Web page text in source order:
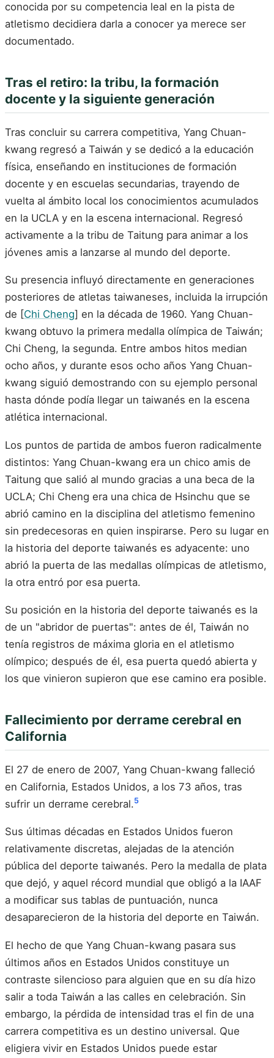
conocida por su competencia leal en la pista de
atletismo decidiera darla a conocer ya merece ser
documentado.
Tras el retiro: la tribu, la formación
docente y la siguiente generación
Tras concluir su carrera competitiva, Yang Chuan-
kwang regresó a Taiwán y se dedicó a la educación
física, enseñando en instituciones de formación
docente y en escuelas secundarias, trayendo de
vuelta al ámbito local los conocimientos acumulados
en la UCLA y en la escena internacional. Regresó
activamente a la tribu de Taitung para animar a los
jóvenes amis a lanzarse al mundo del deporte.
Su presencia influyó directamente en generaciones
posteriores de atletas taiwaneses, incluida la irrupción
de [Chi Cheng] en la década de 1960. Yang Chuan-
kwang obtuvo la primera medalla olímpica de Taiwán;
Chi Cheng, la segunda. Entre ambos hitos median
ocho años, y durante esos ocho años Yang Chuan-
kwang siguió demostrando con su ejemplo personal
hasta dónde podía llegar un taiwanés en la escena
atlética internacional.
Los puntos de partida de ambos fueron radicalmente
distintos: Yang Chuan-kwang era un chico amis de
Taitung que salió al mundo gracias a una beca de la
UCLA; Chi Cheng era una chica de Hsinchu que se
abrió camino en la disciplina del atletismo femenino
sin predecesoras en quien inspirarse. Pero su lugar en
la historia del deporte taiwanés es adyacente: uno
abrió la puerta de las medallas olímpicas de atletismo,
la otra entró por esa puerta.
Su posición en la historia del deporte taiwanés es la
de un "abridor de puertas": antes de él, Taiwán no
tenía registros de máxima gloria en el atletismo
olímpico; después de él, esa puerta quedó abierta y
los que vinieron supieron que ese camino era posible.
Fallecimiento por derrame cerebral en
California
El 27 de enero de 2007, Yang Chuan-kwang falleció
en California, Estados Unidos, a los 73 años, tras
sufrir un derrame cerebral.5
Sus últimas décadas en Estados Unidos fueron
relativamente discretas, alejadas de la atención
pública del deporte taiwanés. Pero la medalla de plata
que dejó, y aquel récord mundial que obligó a la IAAF
a modificar sus tablas de puntuación, nunca
desaparecieron de la historia del deporte en Taiwán.
El hecho de que Yang Chuan-kwang pasara sus
últimos años en Estados Unidos constituye un
contraste silencioso para alguien que en su día hizo
salir a toda Taiwán a las calles en celebración. Sin
embargo, la pérdida de intensidad tras el fin de una
carrera competitiva es un destino universal. Que
eligiera vivir en Estados Unidos puede estar